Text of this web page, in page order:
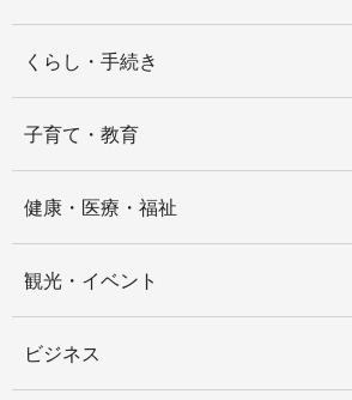
くらし・手続き
子育て・教育
健康・医療・福祉
観光・イベント
ビジネス